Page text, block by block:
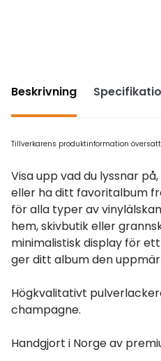
Beskrivning
Tillverkarens produktinformation
Visa upp vad du lyssnar
eller ha ditt favoritalbum
för alla typer av
hem, skivbutik eller
minimalistisk display för
ger ditt album den
Högkvalitativt
champagne.
Handgjort i Norge av